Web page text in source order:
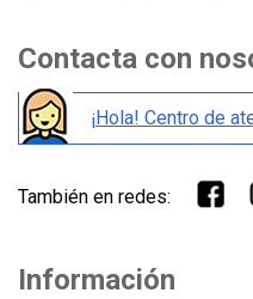
Contacta con
¡Hola! Centro de
También en redes:
Información